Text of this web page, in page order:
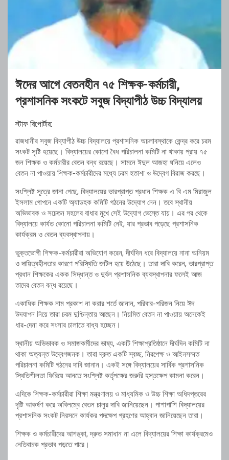
ঈদের আগে বেতনহীন ৭৫ শিক্ষক-কর্মচারী,
প্রশাসনিক সংকটে সবুজ বিদ্যাপীঠ উচ্চ বিদ্যালয়
স্টাফ রিপোর্টার:
রাজধানীর সবুজ বিদ্যাপীঠ উচ্চ বিদ্যালয়ে প্রশাসনিক অচলাবস্থাকে কেন্দ্র করে চরম
সংকট সৃষ্টি হয়েছে। বিদ্যালয়ের কোনো বৈধ পরিচালনা কমিটি না থাকায় প্রায় ৭৫
জন শিক্ষক ও কর্মচারীর বেতন বন্ধ রয়েছে। সামনে ঈদুল আজহা ঘনিয়ে এলেও
বেতন না পাওয়ায় শিক্ষক-কর্মচারীদের মধ্যে চরম হতাশা ও উদ্বেগ বিরাজ করছে।
সংশ্লিষ্ট সূত্রে জানা গেছে, বিদ্যালয়ের ভারপ্রাপ্ত প্রধান শিক্ষক এ বি এম মিরাজুল
ইসলাম গোপনে একটি অ্যাডহক কমিটি গঠনের উদ্যোগ নেন। তবে স্থানীয়
অভিভাবক ও সচেতন মহলের বাধার মুখে সেই উদ্যোগ ভেস্তে যায়। এর পর থেকে
বিদ্যালয়ে কার্যত কোনো পরিচালনা কমিটি নেই, যার প্রভাব পড়েছে প্রশাসনিক
কার্যক্রম ও বেতন ব্যবস্থাপনায়।
ভুক্তভোগী শিক্ষক-কর্মচারীরা অভিযোগ করেন, দীর্ঘদিন ধরে বিদ্যালয়ে নানা অনিয়ম
ও দায়িত্বহীনতার কারণে পরিস্থিতি জটিল হয়ে উঠেছে। তারা দাবি করেন, ভারপ্রাপ্ত
প্রধান শিক্ষকের একক সিদ্ধান্ত ও দুর্বল প্রশাসনিক ব্যবস্থাপনার ফলেই আজ
তাদের বেতন বন্ধ রয়েছে।
একাধিক শিক্ষক নাম প্রকাশ না করার শর্তে জানান, পরিবার-পরিজন নিয়ে ঈদ
উদযাপন নিয়ে তারা চরম দুশ্চিন্তায় আছেন। নিয়মিত বেতন না পাওয়ায় অনেকেই
ধার-দেনা করে সংসার চালাতে বাধ্য হচ্ছেন।
স্থানীয় অভিভাবক ও সমাজকর্মীদের ভাষ্য, একটি শিক্ষাপ্রতিষ্ঠানে দীর্ঘদিন কমিটি না
থাকা অত্যন্ত উদ্বেগজনক। তারা দ্রুত একটি স্বচ্ছ, নিরপেক্ষ ও আইনসম্মত
পরিচালনা কমিটি গঠনের দাবি জানান। একই সঙ্গে বিদ্যালয়ের সার্বিক প্রশাসনিক
স্থিতিশীলতা ফিরিয়ে আনতে সংশ্লিষ্ট কর্তৃপক্ষের জরুরি হস্তক্ষেপ কামনা করেন।
এদিকে শিক্ষক-কর্মচারীরা শিক্ষা মন্ত্রণালয় ও মাধ্যমিক ও উচ্চ শিক্ষা অধিদপ্তরের
দৃষ্টি আকর্ষণ করে অবিলম্বে বেতন চালুর দাবি জানিয়েছেন। পাশাপাশি বিদ্যালয়ের
প্রশাসনিক সংকট নিরসনে কার্যকর পদক্ষেপ গ্রহণের আহ্বান জানিয়েছেন তারা।
শিক্ষক ও কর্মচারীদের আশঙ্কা, দ্রুত সমাধান না এলে বিদ্যালয়ের শিক্ষা কার্যক্রমেও
নেতিবাচক প্রভাব পড়তে পারে।